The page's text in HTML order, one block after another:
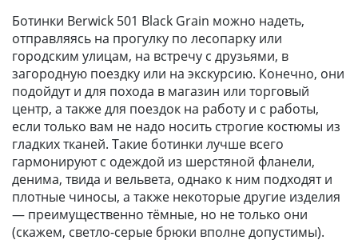
Ботинки Berwick 501 Black Grain можно надеть,
отправляясь на прогулку по лесопарку или
городским улицам, на встречу с друзьями, в
загородную поездку или на экскурсию. Конечно, они
подойдут и для похода в магазин или торговый
центр, а также для поездок на работу и с работы,
если только вам не надо носить строгие костюмы из
гладких тканей. Такие ботинки лучше всего
гармонируют с одеждой из шерстяной фланели,
денима, твида и вельвета, однако к ним подходят и
плотные чиносы, а также некоторые другие изделия
— преимущественно тёмные, но не только они
(скажем, светло-серые брюки вполне допустимы).